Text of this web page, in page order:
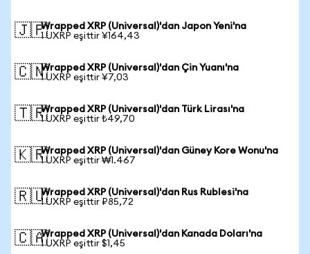
🇯🇵Wrapped XRP (Universal)'dan Japon Yeni'na
1 UXRP eşittir ¥164,43
🇨🇳Wrapped XRP (Universal)'dan Çin Yuanı'na
1 UXRP eşittir ¥7,03
🇹🇷Wrapped XRP (Universal)'dan Türk Lirası'na
1 UXRP eşittir ₺49,70
🇰🇷Wrapped XRP (Universal)'dan Güney Kore Wonu'na
1 UXRP eşittir ₩1.467
🇷🇺Wrapped XRP (Universal)'dan Rus Rublesi'na
1 UXRP eşittir ₽85,72
🇨🇦Wrapped XRP (Universal)'dan Kanada Doları'na
1 UXRP eşittir $1,45